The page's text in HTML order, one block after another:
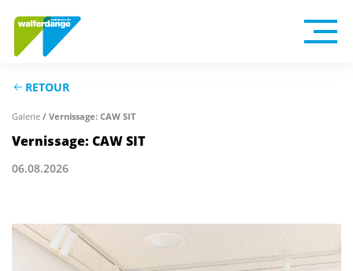
RETOUR
Galerie / Vernissage: CAW SIT
Vernissage: CAW SIT
06.08.2026